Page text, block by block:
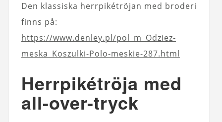
Den klassiska herrpikétröjan med broderi
finns på:
https://www.denley.pl/pol_m_Odziez-
meska_Koszulki-Polo-meskie-287.html
Herrpikétröja med
all-over-tryck